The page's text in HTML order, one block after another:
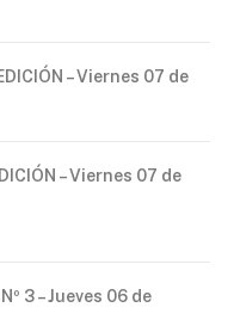
– Viernes 07 de
– Viernes 07 de
3 – Jueves 06 de